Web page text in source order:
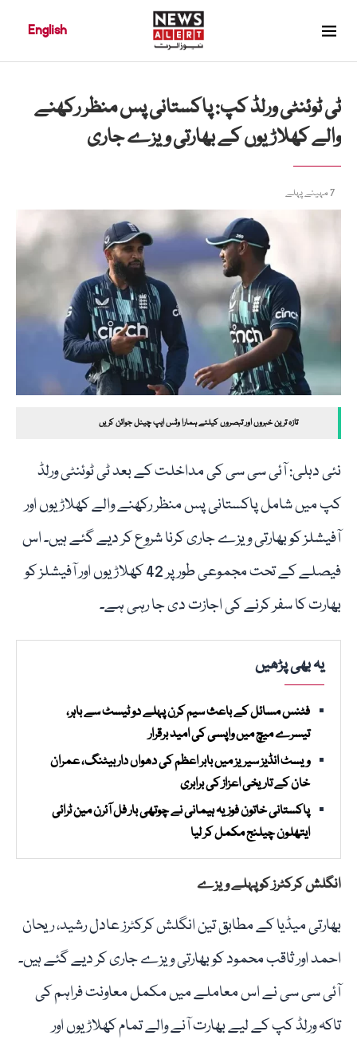
English
ٹی ٹوئنٹی ورلڈ کپ: پاکستانی پس منظر رکھنے
والے کھلاڑیوں کے بھارتی ویزے جاری
7 مہینے پہلے
تازہ ترین خبروں اور تبصروں کیلئے ہمارا وٹس ایپ چینل جوائن کریں
نئی دہلی: آئی سی سی کی مداخلت کے بعد ٹی ٹوئنٹی ورلڈ
کپ میں شامل پاکستانی پس منظر رکھنے والے کھلاڑیوں اور
آفیشلز کو بھارتی ویزے جاری کرنا شروع کر دیے گئے ہیں۔ اس
فیصلے کے تحت مجموعی طور پر 42 کھلاڑیوں اور آفیشلز کو
بھارت کا سفر کرنے کی اجازت دی جا رہی ہے۔
یہ بھی پڑھیں
فٹنس مسائل کے باعث سیم کرن پہلے دو ٹیسٹ سے باہر،
تیسرے میچ میں واپسی کی امید برقرار
ویسٹ انڈیز سیریز میں بابر اعظم کی دھواں دار بیٹنگ، عمران
خان کے تاریخی اعزاز کی برابری
پاکستانی خاتون فوزیہ ہیمانی نے چوتھی بار فل آئرن مین ٹرائی
ایتھلون چیلنج مکمل کر لیا
انگلش کرکٹرز کو پہلے ویزے
بھارتی میڈیا کے مطابق تین انگلش کرکٹرز عادل رشید، ریحان
احمد اور ثاقب محمود کو بھارتی ویزے جاری کر دیے گئے ہیں۔
آئی سی سی نے اس معاملے میں مکمل معاونت فراہم کی
تاکہ ورلڈ کپ کے لیے بھارت آنے والے تمام کھلاڑیوں اور